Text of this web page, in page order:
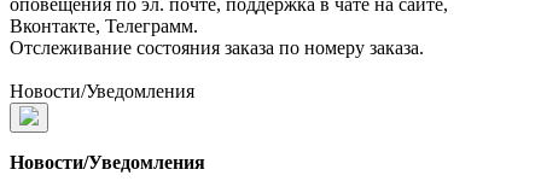
оповещения по эл. почте, поддержка в чате на сайте,
Вконтакте, Телеграмм.
Отслеживание состояния заказа по номеру заказа.
Новости/Уведомления
Новости/Уведомления